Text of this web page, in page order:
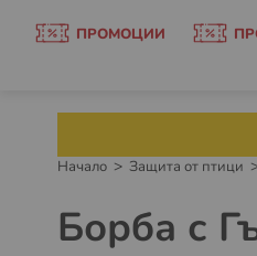
ПРОМОЦИИ
Начало Защита от птици
Борба с